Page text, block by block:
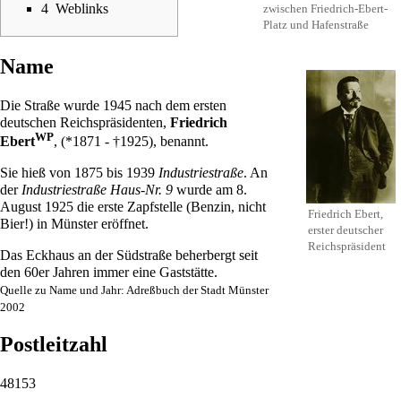
zwischen Friedrich-Ebert-
Platz und Hafenstraße
Friedrich Ebert,
erster deutscher
Reichspräsident
4 Weblinks
Name
Die Straße wurde 1945 nach dem ersten
deutschen Reichspräsidenten, Friedrich
EbertWP, (*1871 - †1925), benannt.
Sie hieß von 1875 bis 1939 Industriestraße. An
der Industriestraße Haus-Nr. 9 wurde am 8.
August 1925 die erste Zapfstelle (Benzin, nicht
Bier!) in Münster eröffnet.
Das Eckhaus an der Südstraße beherbergt seit
den 60er Jahren immer eine Gaststätte.
Quelle zu Name und Jahr: Adreßbuch der Stadt Münster
2002
Postleitzahl
48153